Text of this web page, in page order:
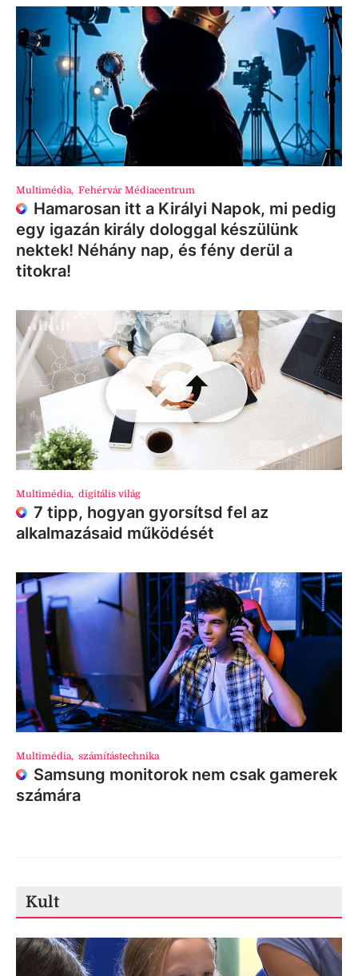
Multimédia, Fehérvár Médiacentrum
Hamarosan itt a Királyi Napok, mi pedig
egy igazán király dologgal készülünk
nektek! Néhány nap, és fény derül a
titokra!
Multimédia, digitális világ
7 tipp, hogyan gyorsítsd fel az
alkalmazásaid működését
Multimédia, számítástechnika
Samsung monitorok nem csak gamerek
számára
Kult